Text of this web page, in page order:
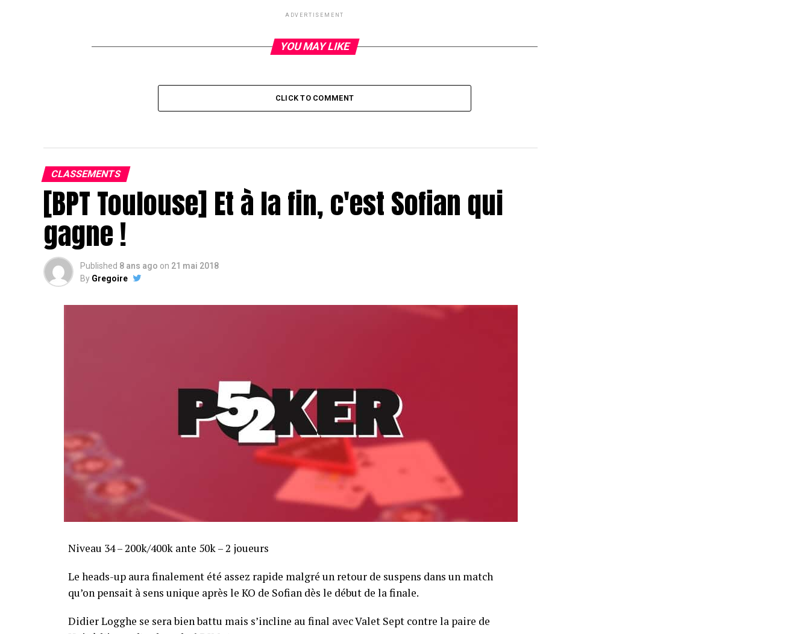
ADVERTISEMENT
YOU MAY LIKE
CLICK TO COMMENT
CLASSEMENTS
[BPT Toulouse] Et à la fin, c'est Sofian qui
gagne !
Published 8 ans ago on 21 mai 2018
By Gregoire
Niveau 34 – 200k/400k ante 50k – 2 joueurs
Le heads-up aura finalement été assez rapide malgré un retour de suspens dans un match
qu’on pensait à sens unique après le KO de Sofian dès le début de la finale.
Didier Logghe se sera bien battu mais s’incline au final avec Valet Sept contre la paire de